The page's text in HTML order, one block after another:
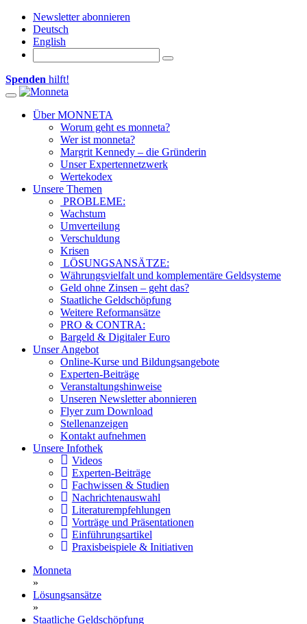
Newsletter abonnieren
Deutsch
English
Spenden hilft!
Toggle navigation
Über MONNETA
Worum geht es monneta?
Wer ist monneta?
Margrit Kennedy – die Gründerin
Unser Expertennetzwerk
Wertekodex
Unsere Themen
PROBLEME:
Wachstum
Umverteilung
Verschuldung
Krisen
LÖSUNGSANSÄTZE:
Währungsvielfalt und komplementäre Geldsysteme
Geld ohne Zinsen – geht das?
Staatliche Geldschöpfung
Weitere Reformansätze
PRO & CONTRA:
Bargeld & Digitaler Euro
Unser Angebot
Online-Kurse und Bildungsangebote
Experten-Beiträge
Veranstaltungshinweise
Unseren Newsletter abonnieren
Flyer zum Download
Stellenanzeigen
Kontakt aufnehmen
Unsere Infothek
Videos
Experten-Beiträge
Fachwissen & Studien
Nachrichtenauswahl
Literaturempfehlungen
Vorträge und Präsentationen
Einführungsartikel
Praxisbeispiele & Initiativen
Monneta
»
Lösungsansätze
»
Staatliche Geldschöpfung